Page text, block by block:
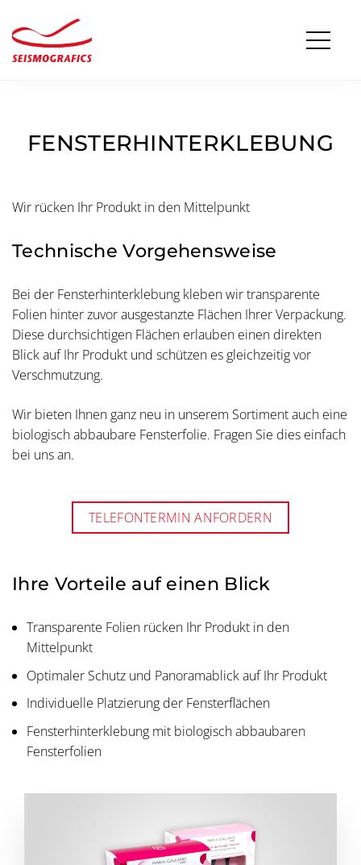
FENSTERHINTERKLEBUNG
Wir rücken Ihr Produkt in den Mittelpunkt
Technische Vorgehensweise
Bei der Fensterhinterklebung kleben wir transparente
Folien hinter zuvor ausgestanzte Flächen Ihrer Verpackung.
Diese durchsichtigen Flächen erlauben einen direkten
Blick auf Ihr Produkt und schützen es gleichzeitig vor
Verschmutzung.
Wir bieten Ihnen ganz neu in unserem Sortiment auch eine
biologisch abbaubare Fensterfolie. Fragen Sie dies einfach
bei uns an.
TELEFONTERMIN ANFORDERN
Ihre Vorteile auf einen Blick
Transparente Folien rücken Ihr Produkt in den
Mittelpunkt
Optimaler Schutz und Panoramablick auf Ihr Produkt
Individuelle Platzierung der Fensterflächen
Fensterhinterklebung mit biologisch abbaubaren
Fensterfolien